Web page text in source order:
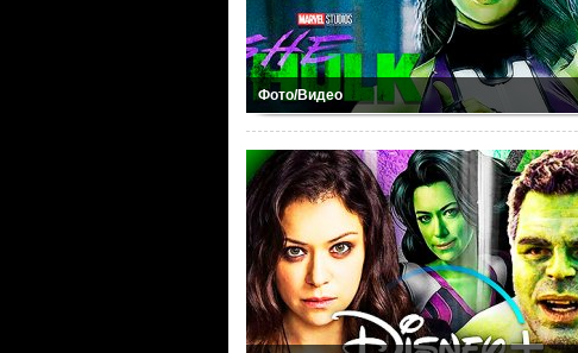
Фото/Видео